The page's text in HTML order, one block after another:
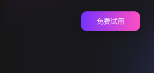
免费试用